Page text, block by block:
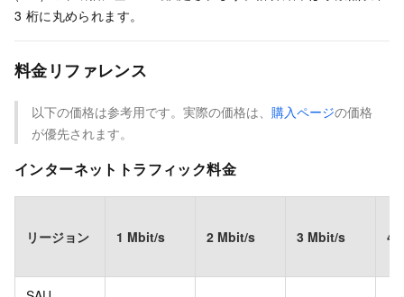
3 桁に丸められます。
料金リファレンス
以下の価格は参考用です。実際の価格は、 購入ページの価格
が優先されます。
インターネットトラフィック料金
リージョン 1 Mbit/s 2 Mbit/s 3 Mbit/s 4